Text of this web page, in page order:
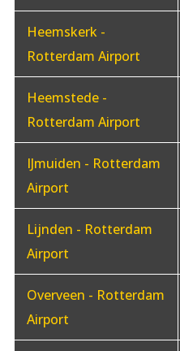
Heemskerk -
Rotterdam Airport
Heemstede -
Rotterdam Airport
IJmuiden - Rotterdam
Airport
Lijnden - Rotterdam
Airport
Overveen - Rotterdam
Airport